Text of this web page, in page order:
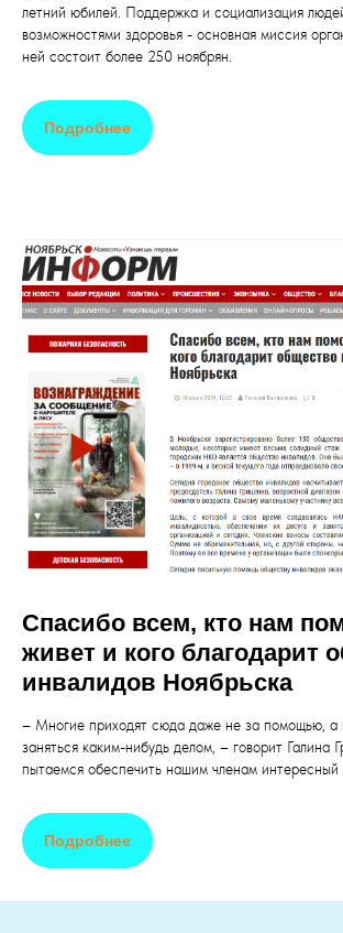
летний юбилей. Поддержка и социализация
возможностями здоровья - основная миссия
ней состоит более 250 ноябрян.
Подробнее
Спасибо всем, кто нам
живет и кого благодарит
инвалидов Ноябрьска
– Многие приходят сюда даже не за помощью, а
заняться каким-нибудь делом, – говорит Галина
пытаемся обеспечить нашим членам интересный
Подробнее